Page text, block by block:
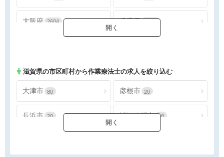
大阪府 2604 兵庫県
滋賀県の市区町村から作業療法士の求人を絞り込む
大津市 80 彦根市 20
長浜市 20 近江八幡市 18